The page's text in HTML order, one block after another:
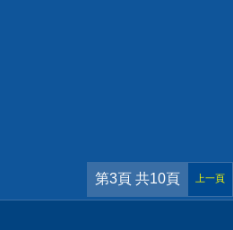
第3頁 共10頁 上一頁